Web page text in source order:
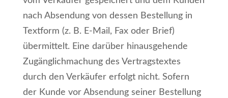
nach Absendung von dessen Bestellung in
Textform (z. B. E-Mail, Fax oder Brief)
übermittelt. Eine darüber hinausgehende
Zugänglichmachung des Vertragstextes
durch den Verkäufer erfolgt nicht. Sofern
der Kunde vor Absendung seiner Bestellung